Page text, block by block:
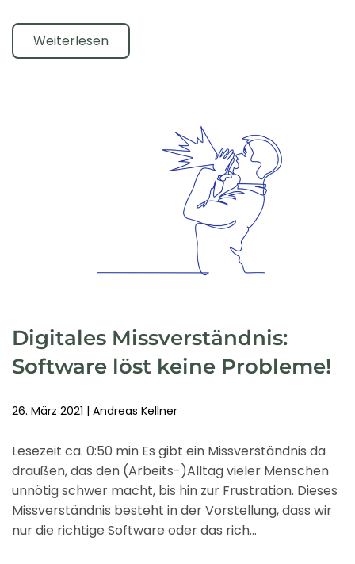
Weiterlesen
Digitales Missverständnis:
Software löst keine Probleme!
26. März 2021 | Andreas Kellner
Lesezeit ca. 0:50 min Es gibt ein Missverständnis da
draußen, das den (Arbeits-)Alltag vieler Menschen
unnötig schwer macht, bis hin zur Frustration. Dieses
Missverständnis besteht in der Vorstellung, dass wir
nur die richtige Software oder das rich…